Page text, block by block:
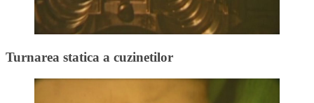
Turnarea statica a cuzinetilor